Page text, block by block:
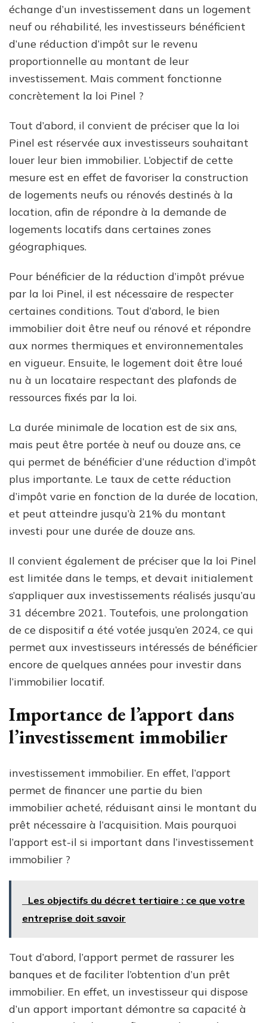
échange d’un investissement dans un logement
neuf ou réhabilité, les investisseurs bénéficient
d’une réduction d’impôt sur le revenu
proportionnelle au montant de leur
investissement. Mais comment fonctionne
concrètement la loi Pinel ?
Tout d’abord, il convient de préciser que la loi
Pinel est réservée aux investisseurs souhaitant
louer leur bien immobilier. L’objectif de cette
mesure est en effet de favoriser la construction
de logements neufs ou rénovés destinés à la
location, afin de répondre à la demande de
logements locatifs dans certaines zones
géographiques.
Pour bénéficier de la réduction d’impôt prévue
par la loi Pinel, il est nécessaire de respecter
certaines conditions. Tout d’abord, le bien
immobilier doit être neuf ou rénové et répondre
aux normes thermiques et environnementales
en vigueur. Ensuite, le logement doit être loué
nu à un locataire respectant des plafonds de
ressources fixés par la loi.
La durée minimale de location est de six ans,
mais peut être portée à neuf ou douze ans, ce
qui permet de bénéficier d’une réduction d’impôt
plus importante. Le taux de cette réduction
d’impôt varie en fonction de la durée de location,
et peut atteindre jusqu’à 21% du montant
investi pour une durée de douze ans.
Il convient également de préciser que la loi Pinel
est limitée dans le temps, et devait initialement
s’appliquer aux investissements réalisés jusqu’au
31 décembre 2021. Toutefois, une prolongation
de ce dispositif a été votée jusqu’en 2024, ce qui
permet aux investisseurs intéressés de bénéficier
encore de quelques années pour investir dans
l’immobilier locatif.
Importance de l’apport dans
l’investissement immobilier
investissement immobilier. En effet, l’apport
permet de financer une partie du bien
immobilier acheté, réduisant ainsi le montant du
prêt nécessaire à l’acquisition. Mais pourquoi
l’apport est-il si important dans l’investissement
immobilier ?
Les objectifs du décret tertiaire : ce que votre
entreprise doit savoir
Tout d’abord, l’apport permet de rassurer les
banques et de faciliter l’obtention d’un prêt
immobilier. En effet, un investisseur qui dispose
d’un apport important démontre sa capacité à